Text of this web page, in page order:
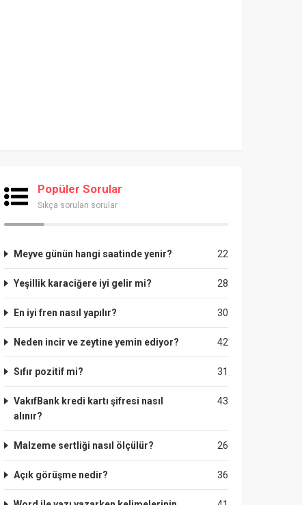
Popüler Sorular
Sıkça sorulan sorular
22
Meyve günün hangi saatinde yenir?
28
Yeşillik karaciğere iyi gelir mi?
30
En iyi fren nasıl yapılır?
42
Neden incir ve zeytine yemin ediyor?
31
Sıfır pozitif mi?
43
VakıfBank kredi kartı şifresi nasıl
alınır?
26
Malzeme sertliği nasıl ölçülür?
36
Açık görüşme nedir?